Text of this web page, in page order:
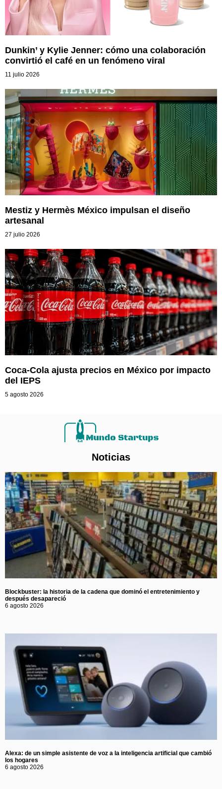
Dunkin’ y Kylie Jenner: cómo una colaboración
convirtió el café en un fenómeno viral
11 julio 2026
Mestiz y Hermès México impulsan el diseño
artesanal
27 julio 2026
Coca-Cola ajusta precios en México por impacto
del IEPS
5 agosto 2026
Noticias
Blockbuster: la historia de la cadena que dominó el entretenimiento y
después desapareció
6 agosto 2026
Alexa: de un simple asistente de voz a la inteligencia artificial que cambió
los hogares
6 agosto 2026